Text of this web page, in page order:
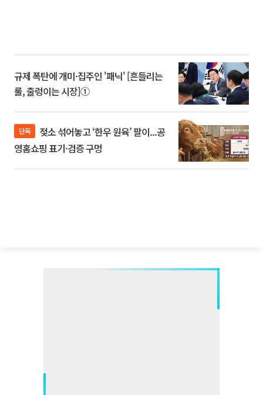
규제 폭탄에 개미·집주인 '패닉' [흔들리는
룰, 출렁이는 시장]①
단독
영홈쇼핑 표기·검증 구멍